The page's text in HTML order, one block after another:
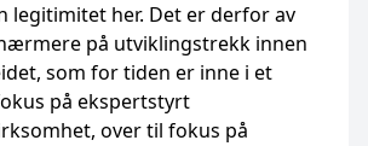
legitimitet her. Det er derfor av
på utviklingstrekk innen
som for tiden er inne i et
på ekspertstyrt
over til fokus på